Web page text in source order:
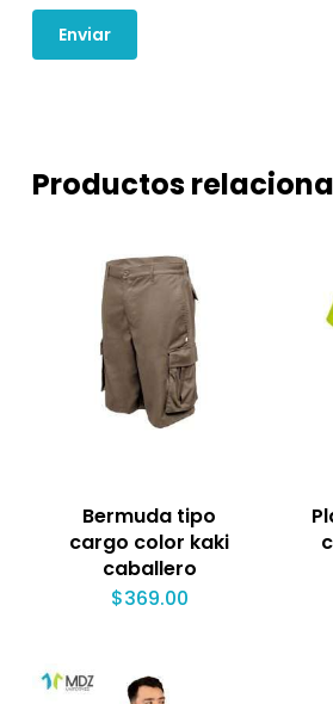
Productos
Bermuda tipo
cargo color kaki
caballero
$369.00